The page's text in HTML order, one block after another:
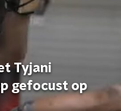
Tyjani
gefocust op